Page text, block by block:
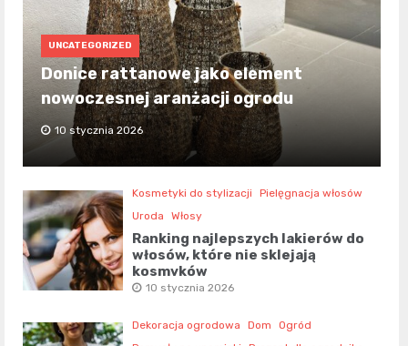
UNCATEGORIZED
Donice rattanowe jako element
nowoczesnej aranżacji ogrodu
10 stycznia 2026
Kosmetyki do stylizacji
Pielęgnacja włosów
Uroda
Włosy
Ranking najlepszych lakierów do
włosów, które nie sklejają
kosmyków
10 stycznia 2026
Dekoracja ogrodowa Dom
Ogród